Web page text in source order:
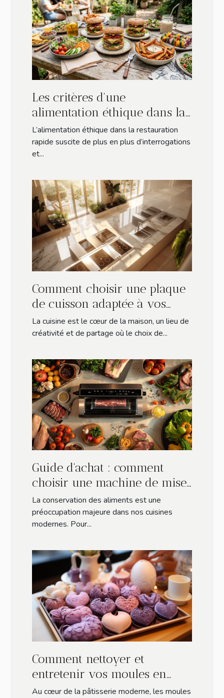
Les critères d'une
alimentation éthique dans la
restauration rapide
L’alimentation éthique dans la restauration
rapide suscite de plus en plus d’interrogations
et...
Comment choisir une plaque
de cuisson adaptée à vos
besoins ?
La cuisine est le cœur de la maison, un lieu de
créativité et de partage où le choix de...
Guide d'achat : comment
choisir une machine de mise
sous vide adaptée à vos
besoins
La conservation des aliments est une
préoccupation majeure dans nos cuisines
modernes. Pour...
Comment nettoyer et
entretenir vos moules en
silicone pour prolonger leur
Au cœur de la pâtisserie moderne, les moules